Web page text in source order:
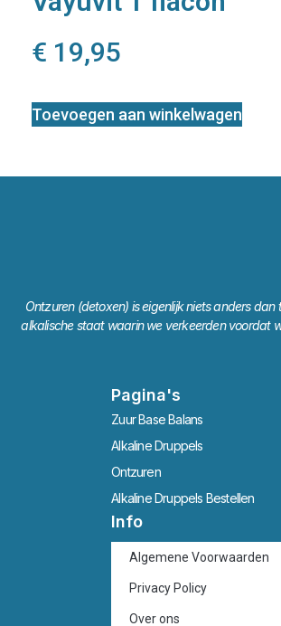
€ 19,95
Toevoegen aan winkelwagen
Ontzuren (detoxen) is eigenlijk niets anders
alkalische staat waarin we verkeerden voordat
Pagina's
Zuur Base Balans
Alkaline Druppels
Ontzuren
Alkaline Druppels Bestellen
Info
Algemene Voorwaarden
Privacy Policy
Over ons